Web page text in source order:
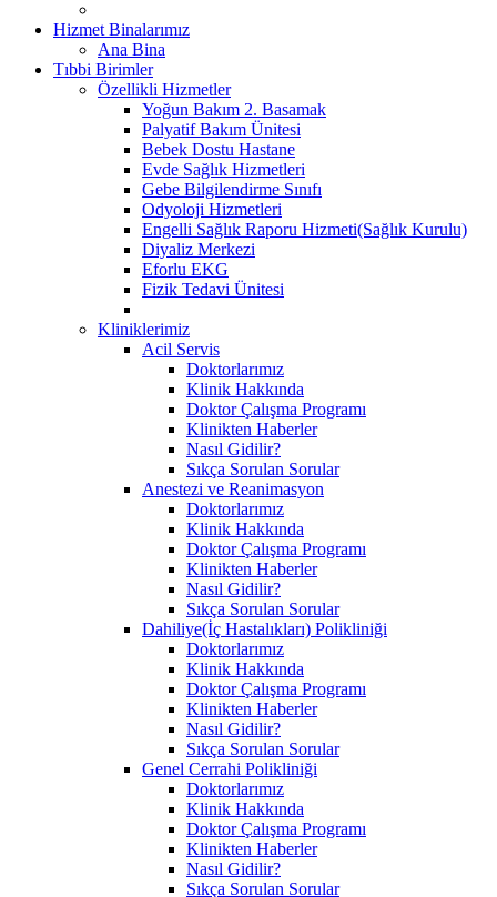
Hizmet Binalarımız
Ana Bina
Tıbbi Birimler
Özellikli Hizmetler
Yoğun Bakım 2. Basamak
Palyatif Bakım Ünitesi
Bebek Dostu Hastane
Evde Sağlık Hizmetleri
Gebe Bilgilendirme Sınıfı
Odyoloji Hizmetleri
Engelli Sağlık Raporu Hizmeti(Sağlık Kurulu)
Diyaliz Merkezi
Eforlu EKG
Fizik Tedavi Ünitesi
Kliniklerimiz
Acil Servis
Doktorlarımız
Klinik Hakkında
Doktor Çalışma Programı
Klinikten Haberler
Nasıl Gidilir?
Sıkça Sorulan Sorular
Anestezi ve Reanimasyon
Doktorlarımız
Klinik Hakkında
Doktor Çalışma Programı
Klinikten Haberler
Nasıl Gidilir?
Sıkça Sorulan Sorular
Dahiliye(İç Hastalıkları) Polikliniği
Doktorlarımız
Klinik Hakkında
Doktor Çalışma Programı
Klinikten Haberler
Nasıl Gidilir?
Sıkça Sorulan Sorular
Genel Cerrahi Polikliniği
Doktorlarımız
Klinik Hakkında
Doktor Çalışma Programı
Klinikten Haberler
Nasıl Gidilir?
Sıkça Sorulan Sorular